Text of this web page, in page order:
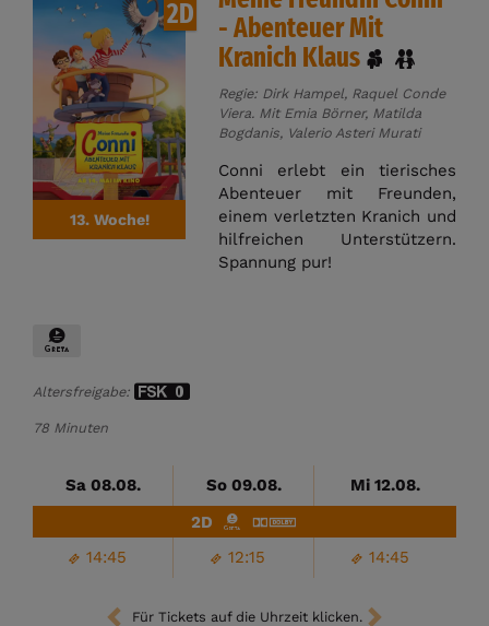
2D
13. Woche!
- Abenteuer Mit
Kranich Klaus
Regie: Dirk Hampel, Raquel Conde
Viera. Mit Emia Börner, Matilda
Bogdanis, Valerio Asteri Murati
Conni erlebt ein tierisches
Abenteuer mit Freunden,
einem verletzten Kranich und
hilfreichen Unterstützern.
Spannung pur!
Altersfreigabe:
78 Minuten
Sa 08.08. So 09.08. Mi 12.08.
14:45 12:15 14:45
2D
Für Tickets auf die Uhrzeit klicken.